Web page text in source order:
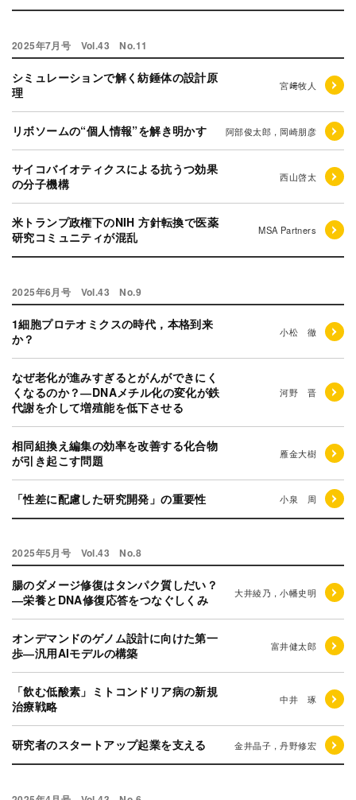
2025年7月号 Vol.43 No.11
シミュレーションで解く紡錘体の設計原
理
宮﨑牧人
リボソームの“個人情報”を解き明かす 阿部俊太郎，岡崎朋彦
サイコバイオティクスによる抗うつ効果
の分子機構
西山啓太
米トランプ政権下のNIH 方針転換で医薬
研究コミュニティが混乱
MSA Partners
2025年6月号 Vol.43 No.9
1細胞プロテオミクスの時代，本格到来
か？
小松 徹
なぜ老化が進みすぎるとがんができにく
くなるのか？―DNAメチル化の変化が鉄
代謝を介して増殖能を低下させる
河野 晋
相同組換え編集の効率を改善する化合物
が引き起こす問題
雁金大樹
「性差に配慮した研究開発」の重要性 小泉 周
2025年5月号 Vol.43 No.8
腸のダメージ修復はタンパク質しだい？
―栄養とDNA修復応答をつなぐしくみ
大井綾乃，小幡史明
オンデマンドのゲノム設計に向けた第一
歩―汎用AIモデルの構築
富井健太郎
「飲む低酸素」ミトコンドリア病の新規
治療戦略
中井 琢
研究者のスタートアップ起業を支える 金井晶子，丹野修宏